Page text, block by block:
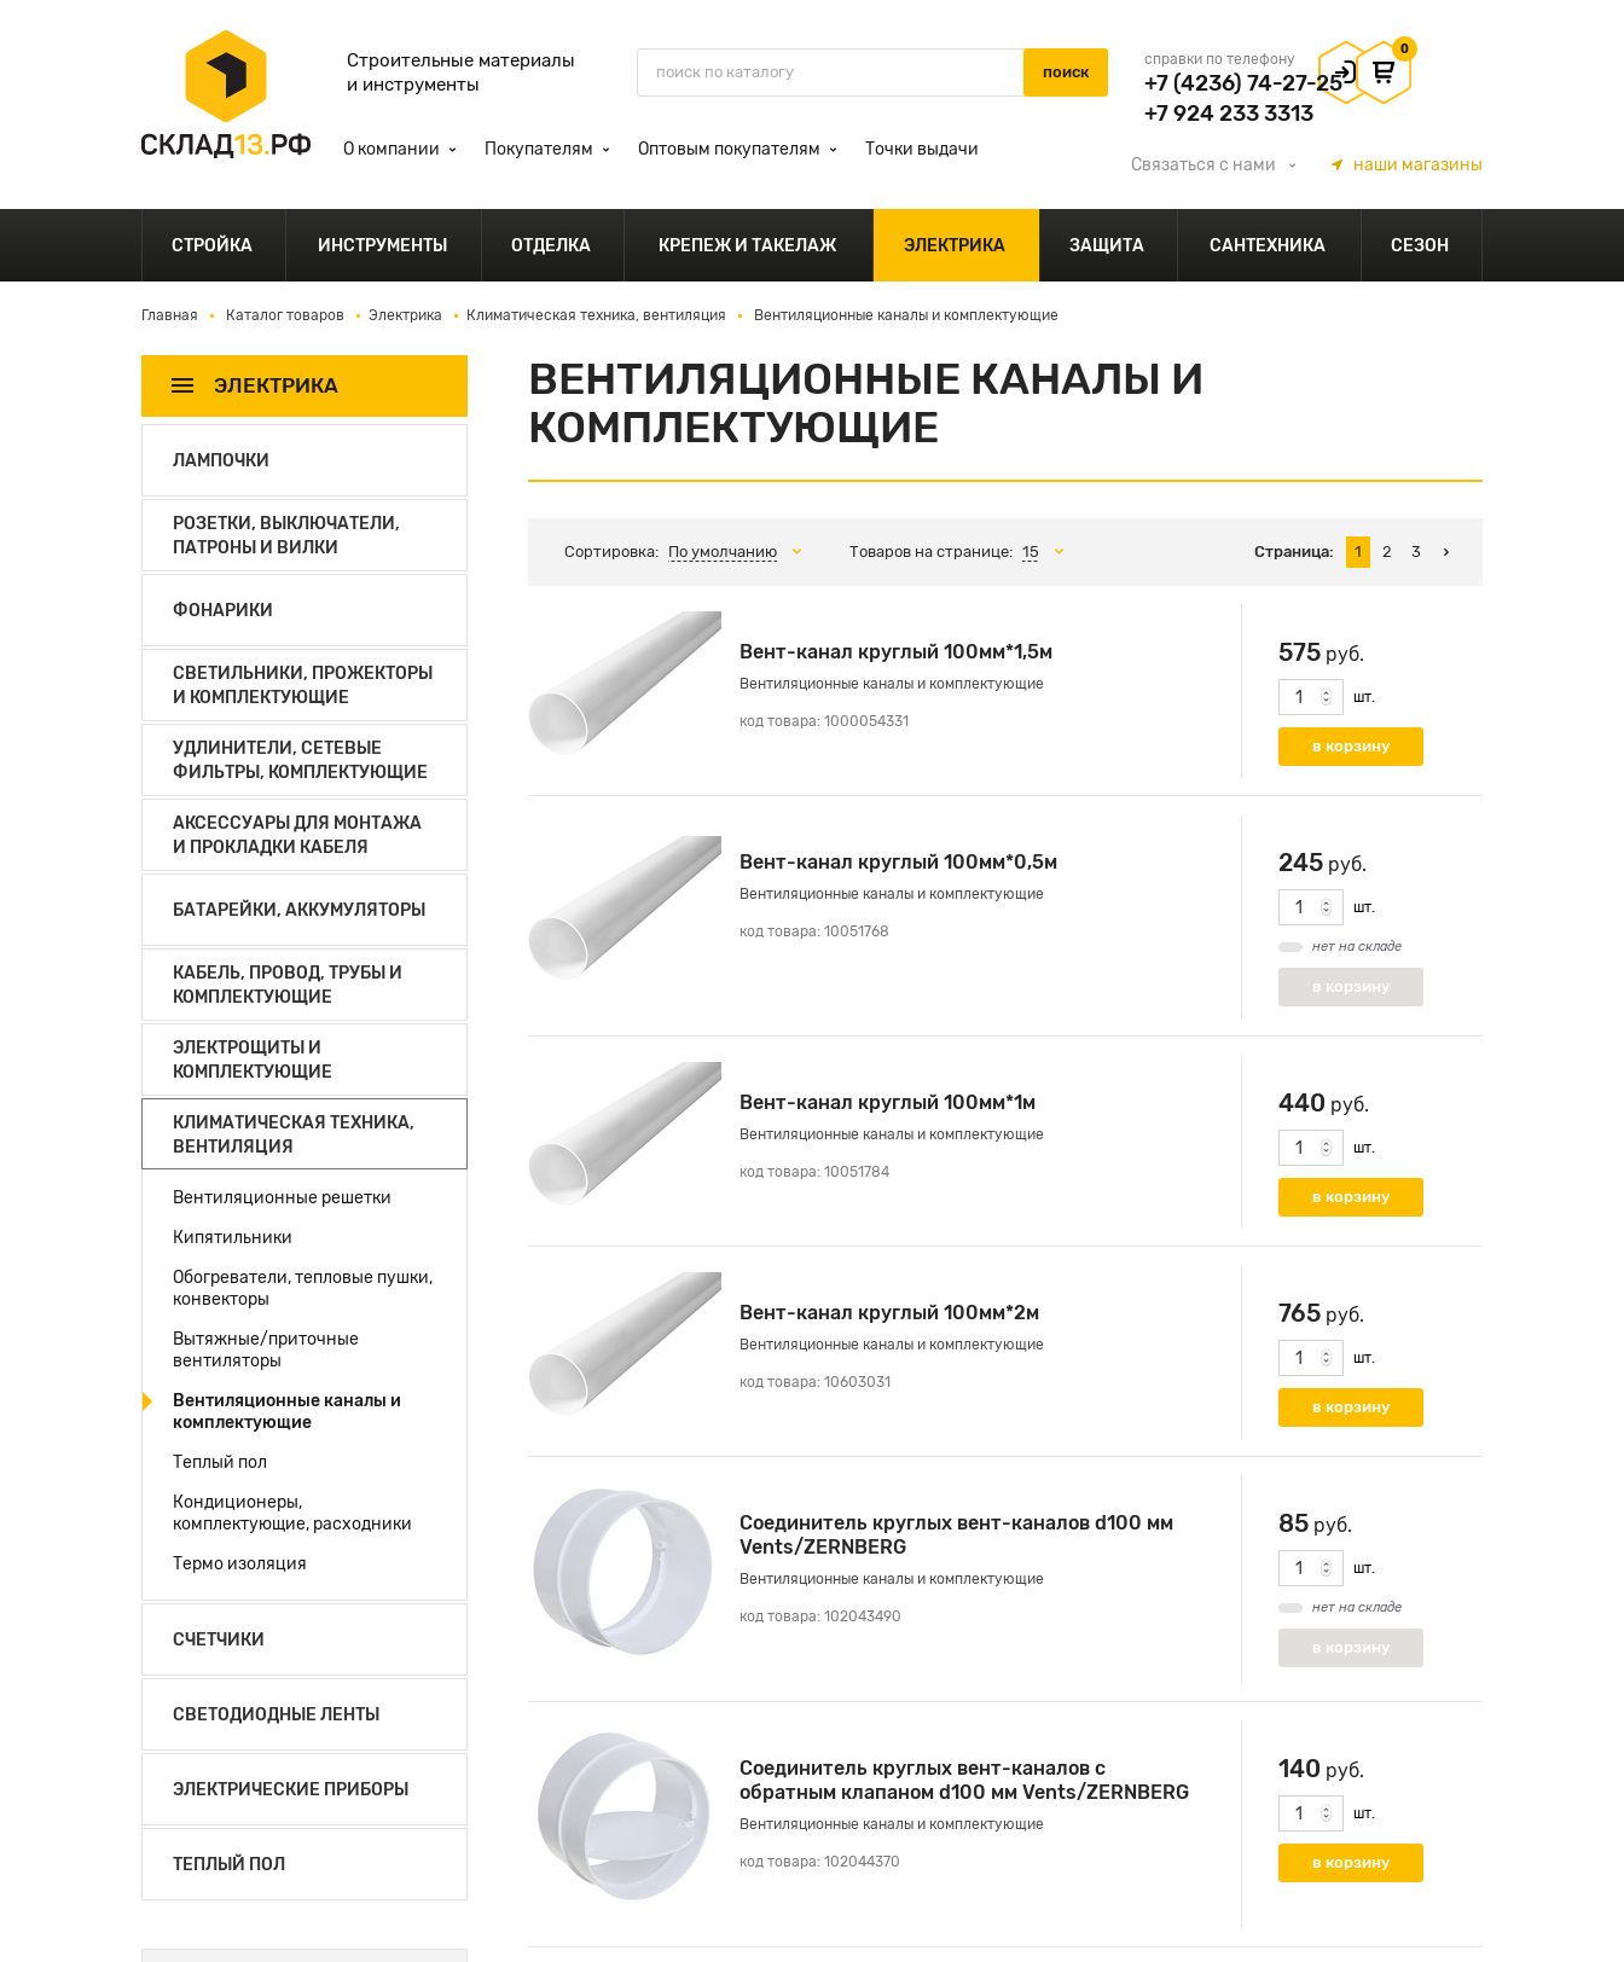
Строительные материалы
и инструменты
справки по телефону
+7 (4236) 74-27-25
+7 924 233 3313
0
О компании Покупателям Оптовым покупателям Точки выдачи
Связаться с нами наши магазины
СТРОЙКА ИНСТРУМЕНТЫ ОТДЕЛКА КРЕПЕЖ И ТАКЕЛАЖ ЭЛЕКТРИКА ЗАЩИТА САНТЕХНИКА СЕЗОН
Главная Каталог товаров Электрика Климатическая техника, вентиляция Вентиляционные каналы и комплектующие
ЭЛЕКТРИКА
ЛАМПОЧКИ
РОЗЕТКИ, ВЫКЛЮЧАТЕЛИ,
ПАТРОНЫ И ВИЛКИ
ФОНАРИКИ
СВЕТИЛЬНИКИ, ПРОЖЕКТОРЫ
И КОМПЛЕКТУЮЩИЕ
УДЛИНИТЕЛИ, СЕТЕВЫЕ
ФИЛЬТРЫ, КОМПЛЕКТУЮЩИЕ
АКСЕССУАРЫ ДЛЯ МОНТАЖА
И ПРОКЛАДКИ КАБЕЛЯ
БАТАРЕЙКИ, АККУМУЛЯТОРЫ
КАБЕЛЬ, ПРОВОД, ТРУБЫ И
КОМПЛЕКТУЮЩИЕ
ЭЛЕКТРОЩИТЫ И
КОМПЛЕКТУЮЩИЕ
КЛИМАТИЧЕСКАЯ ТЕХНИКА,
ВЕНТИЛЯЦИЯ
Вентиляционные решетки
Кипятильники
Обогреватели, тепловые пушки,
конвекторы
Вытяжные/приточные
вентиляторы
Вентиляционные каналы и
комплектующие
Теплый пол
Кондиционеры,
комплектующие, расходники
Термо изоляция
СЧЕТЧИКИ
СВЕТОДИОДНЫЕ ЛЕНТЫ
ЭЛЕКТРИЧЕСКИЕ ПРИБОРЫ
ТЕПЛЫЙ ПОЛ
ВЕНТИЛЯЦИОННЫЕ КАНАЛЫ И
КОМПЛЕКТУЮЩИЕ
Сортировка: По умолчанию Товаров на странице: 15 Страница: 1 2 3
Вент-канал круглый 100мм*1,5м
Вентиляционные каналы и комплектующие
код товара: 1000054331
575 руб.
шт.
Вент-канал круглый 100мм*0,5м
Вентиляционные каналы и комплектующие
код товара: 10051768
245 руб.
шт.
нет на складе
Вент-канал круглый 100мм*1м
Вентиляционные каналы и комплектующие
код товара: 10051784
440 руб.
шт.
Вент-канал круглый 100мм*2м
Вентиляционные каналы и комплектующие
код товара: 10603031
765 руб.
шт.
Соединитель круглых вент-каналов d100 мм
Vents/ZERNBERG
Вентиляционные каналы и комплектующие
код товара: 102043490
85 руб.
шт.
нет на складе
Соединитель круглых вент-каналов с
обратным клапаном d100 мм Vents/ZERNBERG
Вентиляционные каналы и комплектующие
код товара: 102044370
140 руб.
шт.